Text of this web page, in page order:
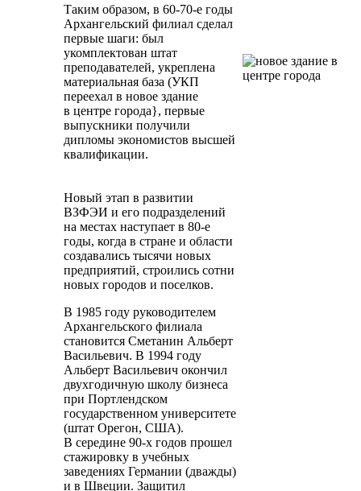
Таким образом, в 60-70-е годы
Архангельский филиал сделал
первые шаги: был
укомплектован штат
преподавателей, укреплена
материальная база (УКП
переехал в новое здание
в центре города}, первые
выпускники получили
дипломы экономистов высшей
квалификации.
Новый этап в развитии
ВЗФЭИ и его подразделений
на местах наступает в 80-е
годы, когда в стране и области
создавались тысячи новых
предприятий, строились сотни
новых городов и поселков.
В 1985 году руководителем
Архангельского филиала
становится Сметанин Альберт
Васильевич. В 1994 году
Альберт Васильевич окончил
двухгодичную школу бизнеса
при Портлендском
государственном университете
(штат Орегон, США).
В середине 90-х годов прошел
стажировку в учебных
заведениях Германии (дважды)
и в Швеции. Защитил